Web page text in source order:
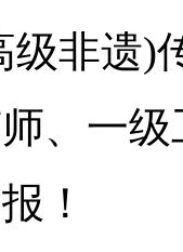
级非遗)
、一
！